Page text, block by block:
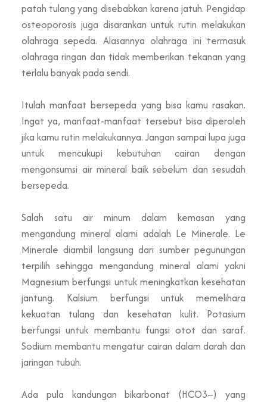
patah tulang yang disebabkan karena jatuh. Pengidap
osteoporosis juga disarankan untuk rutin melakukan
olahraga sepeda. Alasannya olahraga ini termasuk
olahraga ringan dan tidak memberikan tekanan yang
terlalu banyak pada sendi.
Itulah manfaat bersepeda yang bisa kamu rasakan.
Ingat ya, manfaat-manfaat tersebut bisa diperoleh
jika kamu rutin melakukannya. Jangan sampai lupa juga
untuk mencukupi kebutuhan cairan dengan
mengonsumsi air mineral baik sebelum dan sesudah
bersepeda.
Salah satu air minum dalam kemasan yang
mengandung mineral alami adalah Le Minerale. Le
Minerale diambil langsung dari sumber pegunungan
terpilih sehingga mengandung mineral alami yakni
Magnesium berfungsi untuk meningkatkan kesehatan
jantung. Kalsium berfungsi untuk memelihara
kekuatan tulang dan kesehatan kulit. Potasium
berfungsi untuk membantu fungsi otot dan saraf.
Sodium membantu mengatur cairan dalam darah dan
jaringan tubuh.
Ada pula kandungan bikarbonat (HCO3–) yang